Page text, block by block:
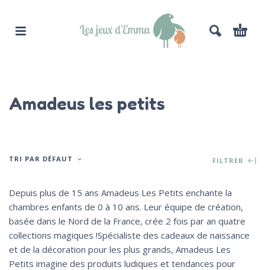
Amadeus les petits
TRI PAR DÉFAUT FILTRER
Depuis plus de 15 ans Amadeus Les Petits enchante la
chambres enfants de 0 à 10 ans. Leur équipe de création,
basée dans le Nord de la France, crée 2 fois par an quatre
collections magiques !Spécialiste des cadeaux de naissance
et de la décoration pour les plus grands, Amadeus Les
Petits imagine des produits ludiques et tendances pour